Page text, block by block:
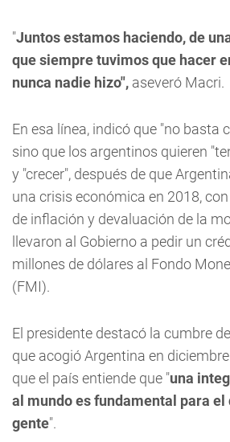
"Juntos estamos haciendo, de
que siempre tuvimos que hacer
nunca nadie hizo", aseveró Macri.
En esa línea, indicó que "no basta
sino que los argentinos quieren
y "crecer", después de que
una crisis económica en 2018,
de inflación y devaluación de la
llevaron al Gobierno a pedir un
millones de dólares al Fondo
(FMI).
El presidente destacó la cumbre
que acogió Argentina en
que el país entiende que "una
al mundo es fundamental para el
gente".